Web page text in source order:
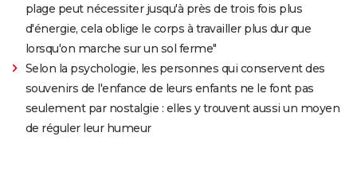
plage peut nécessiter jusqu'à près de trois fois plus
d'énergie, cela oblige le corps à travailler plus dur que
lorsqu'on marche sur un sol ferme"
Selon la psychologie, les personnes qui conservent des
souvenirs de l'enfance de leurs enfants ne le font pas
seulement par nostalgie : elles y trouvent aussi un moyen
de réguler leur humeur